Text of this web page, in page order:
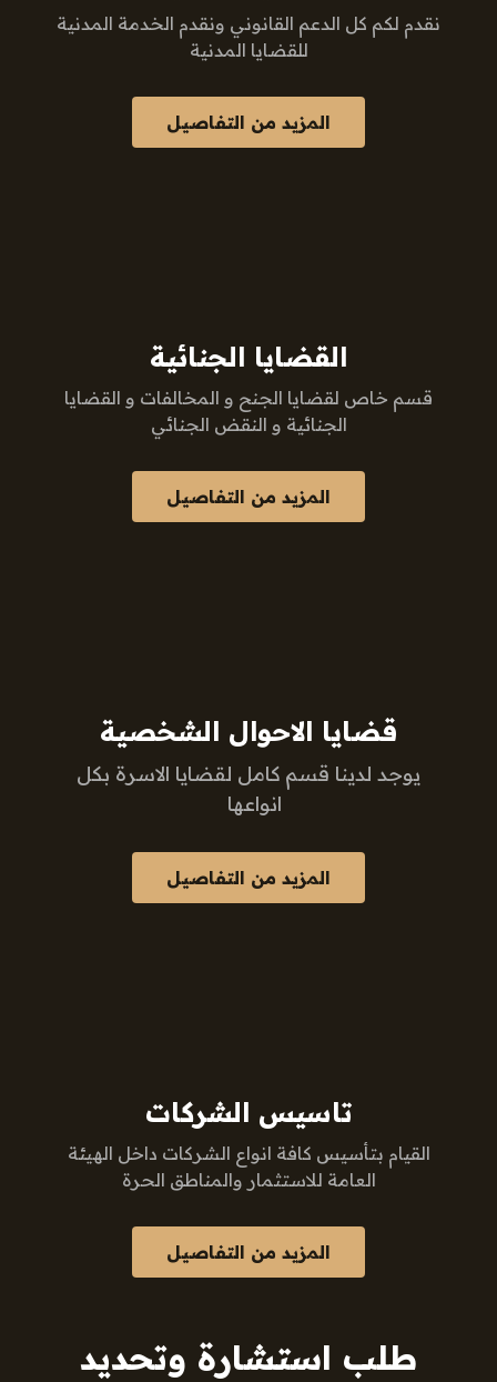
نقدم لكم كل الدعم القانوني ونقدم الخدمة المدنية
للقضايا المدنية
المزيد من التفاصيل
القضايا الجنائية
قسم خاص لقضايا الجنح و المخالفات و القضايا
الجنائية و النقض الجنائي
المزيد من التفاصيل
قضايا الاحوال الشخصية
يوجد لدينا قسم كامل لقضايا الاسرة بكل
انواعها
المزيد من التفاصيل
تاسيس الشركات
القيام بتأسيس كافة انواع الشركات داخل الهيئة
العامة للاستثمار والمناطق الحرة
المزيد من التفاصيل
طلب استشارة وتحديد